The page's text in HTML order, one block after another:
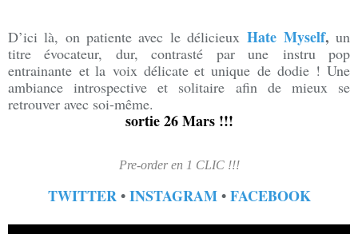
D’ici là, on patiente avec le délicieuxHate Myself, un
titre évocateur, dur, contrasté par une instru pop
entrainante et la voix délicate et unique de dodie ! Une
ambiance introspective et solitaire afin de mieux se
retrouver avec soi-même.
sortie 26 Mars !!!
Pre-order en 1 CLIC !!!
TWITTER​ •INSTAGRAM​ •FACEBOOK